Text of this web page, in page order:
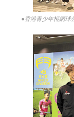
●香港青少年棍網球